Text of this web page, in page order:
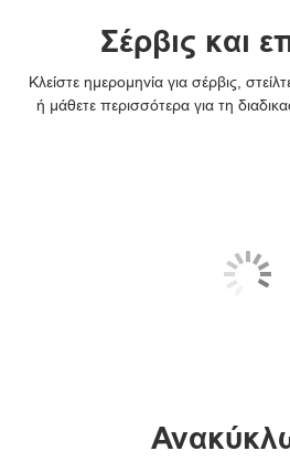
Σέρβις και
Κλείστε ημερομηνία για σέρβις,
ή μάθετε περισσότερα για τη